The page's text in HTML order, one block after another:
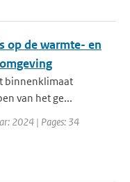
op de warmte- en
binnenklimaat
van het ge...
2024 | Pages: 34